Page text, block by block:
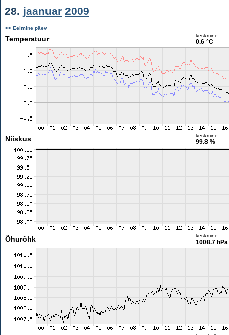
28. jaanuar 2009
<< Eelmine päev
Temperatuur keskmine
0.6 °C
Niiskus keskmine
99.8 %
Õhurõhk keskmine
1008.7 hPa